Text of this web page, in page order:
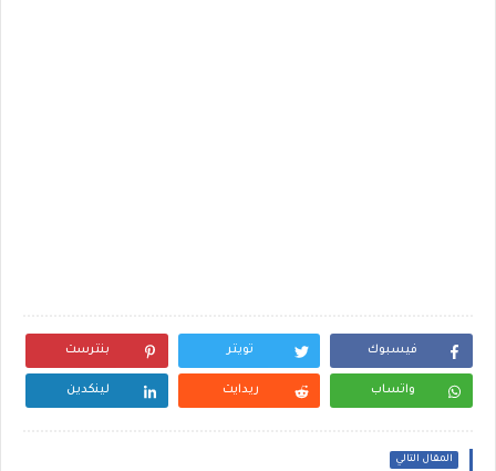
فيسبوك تويتر بنترست
واتساب ريدايت لينكدين
المقال التالي